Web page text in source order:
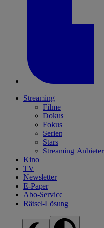
Streaming
Filme
Dokus
Fokus
Serien
Stars
Streaming-Anbieter
Kino
TV
Newsletter
E-Paper
Abo-Service
Rätsel-Lösung